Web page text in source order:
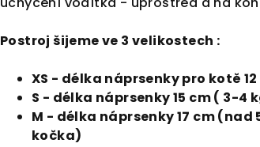
Postroj šijeme ve 3 velikostech :
XS - délka náprsenky pro kotě
S - délka náprsenky 15 cm ( 3-4
M - délka náprsenky 17 cm
kočka)